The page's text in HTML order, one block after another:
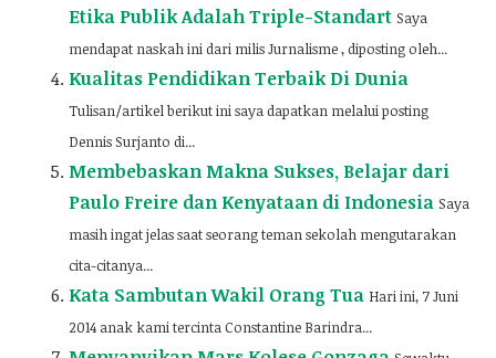
Etika Publik Adalah Triple-Standart Saya
mendapat naskah ini dari milis Jurnalisme , diposting oleh...
Kualitas Pendidikan Terbaik Di Dunia
Tulisan/artikel berikut ini saya dapatkan melalui posting
Dennis Surjanto di...
Membebaskan Makna Sukses, Belajar dari
Paulo Freire dan Kenyataan di Indonesia Saya
masih ingat jelas saat seorang teman sekolah mengutarakan
cita-citanya...
Kata Sambutan Wakil Orang Tua Hari ini, 7 Juni
2014 anak kami tercinta Constantine Barindra...